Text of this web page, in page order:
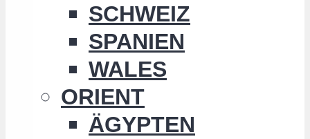
SCHWEIZ
SPANIEN
WALES
ORIENT
ÄGYPTEN